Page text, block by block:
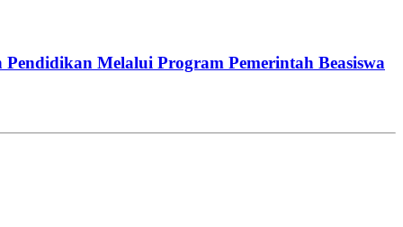
Melalui Program Pemerintah Beasiswa